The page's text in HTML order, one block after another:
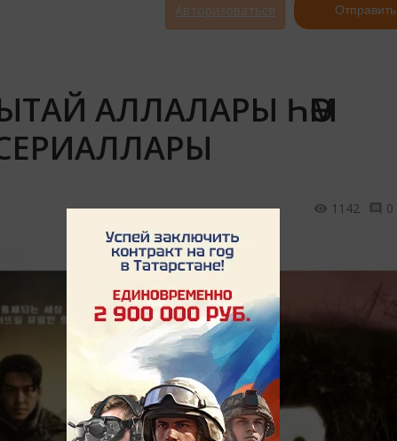
Авторизоваться Отправить
АЛЛАЛАРЫ ҺӘМ
1142 0